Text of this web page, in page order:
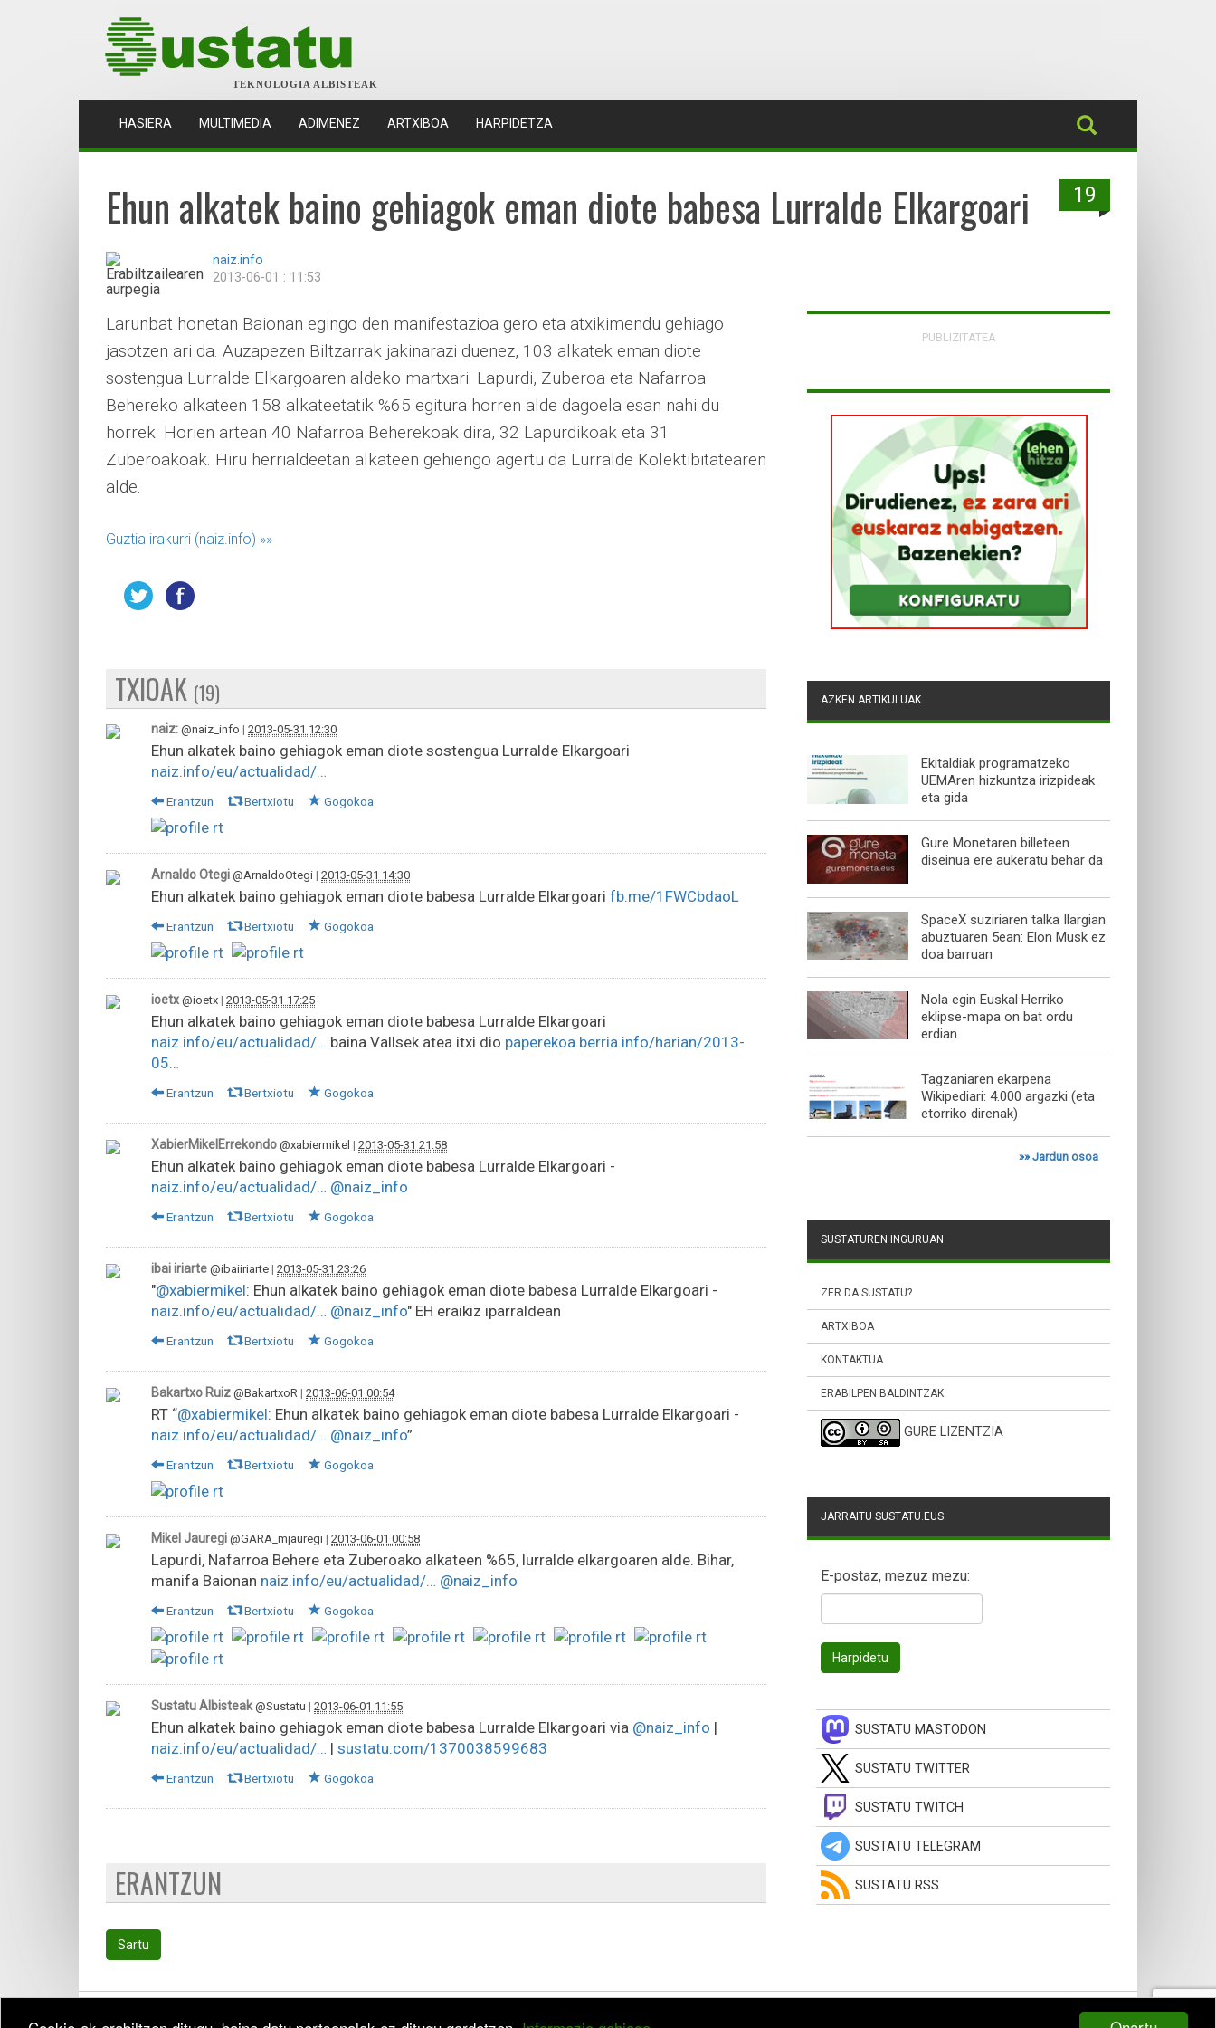
TEKNOLOGIA ALBISTEAK
HASIERA (CURRENT)
MULTIMEDIA ADIMENEZ ARTXIBOA HARPIDETZA
19
Ehun alkatek baino gehiagok eman diote babesa Lurralde Elkargoari
naiz.info
2013-06-01 : 11:53
Larunbat honetan Baionan egingo den manifestazioa gero eta atxikimendu gehiago
jasotzen ari da. Auzapezen Biltzarrak jakinarazi duenez, 103 alkatek eman diote
sostengua Lurralde Elkargoaren aldeko martxari. Lapurdi, Zuberoa eta Nafarroa
Behereko alkateen 158 alkateetatik %65 egitura horren alde dagoela esan nahi du
horrek. Horien artean 40 Nafarroa Beherekoak dira, 32 Lapurdikoak eta 31
Zuberoakoak. Hiru herrialdeetan alkateen gehiengo agertu da Lurralde Kolektibitatearen
alde.
Guztia irakurri (naiz.info) »»
TXIOAK (19)
naiz: @naiz_info | 2013-05-31 12:30
Ehun alkatek baino gehiagok eman diote sostengua Lurralde Elkargoari
naiz.info/eu/actualidad/…
Erantzun Bertxiotu Gogokoa
Arnaldo Otegi @ArnaldoOtegi | 2013-05-31 14:30
Ehun alkatek baino gehiagok eman diote babesa Lurralde Elkargoari fb.me/1FWCbdaoL
Erantzun Bertxiotu Gogokoa
ioetx @ioetx | 2013-05-31 17:25
Ehun alkatek baino gehiagok eman diote babesa Lurralde Elkargoari
naiz.info/eu/actualidad/… baina Vallsek atea itxi dio paperekoa.berria.info/harian/2013-
05…
Erantzun Bertxiotu Gogokoa
XabierMikelErrekondo @xabiermikel | 2013-05-31 21:58
Ehun alkatek baino gehiagok eman diote babesa Lurralde Elkargoari -
naiz.info/eu/actualidad/… @naiz_info
Erantzun Bertxiotu Gogokoa
ibai iriarte @ibaiiriarte | 2013-05-31 23:26
"@xabiermikel: Ehun alkatek baino gehiagok eman diote babesa Lurralde Elkargoari -
naiz.info/eu/actualidad/… @naiz_info" EH eraikiz iparraldean
Erantzun Bertxiotu Gogokoa
Bakartxo Ruiz @BakartxoR | 2013-06-01 00:54
RT “@xabiermikel: Ehun alkatek baino gehiagok eman diote babesa Lurralde Elkargoari -
naiz.info/eu/actualidad/… @naiz_info”
Erantzun Bertxiotu Gogokoa
Mikel Jauregi @GARA_mjauregi | 2013-06-01 00:58
Lapurdi, Nafarroa Behere eta Zuberoako alkateen %65, lurralde elkargoaren alde. Bihar,
manifa Baionan naiz.info/eu/actualidad/… @naiz_info
Erantzun Bertxiotu Gogokoa
Sustatu Albisteak @Sustatu | 2013-06-01 11:55
Ehun alkatek baino gehiagok eman diote babesa Lurralde Elkargoari via @naiz_info |
naiz.info/eu/actualidad/… | sustatu.com/1370038599683
Erantzun Bertxiotu Gogokoa
ERANTZUN
Sartu
PUBLIZITATEA
AZKEN ARTIKULUAK
Ekitaldiak programatzeko
UEMAren hizkuntza irizpideak
eta gida
Gure Monetaren billeteen
diseinua ere aukeratu behar da
SpaceX suziriaren talka Ilargian
abuztuaren 5ean: Elon Musk ez
doa barruan
Nola egin Euskal Herriko
eklipse-mapa on bat ordu
erdian
Tagzaniaren ekarpena
Wikipediari: 4.000 argazki (eta
etorriko direnak)
»»Jardun osoa
SUSTATUREN INGURUAN
ZER DA SUSTATU?
ARTXIBOA
KONTAKTUA
ERABILPEN BALDINTZAK
GURE LIZENTZIA
JARRAITU SUSTATU.EUS
E-postaz, mezuz mezu:
SUSTATU MASTODON
SUSTATU TWITTER
SUSTATU TWITCH
SUSTATU TELEGRAM
SUSTATU RSS